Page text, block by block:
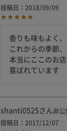
投稿日
2018/09/09
香りも味もよく
これからの季節
本当にここのお
shanti0525
非公
投稿日
2017/12/07